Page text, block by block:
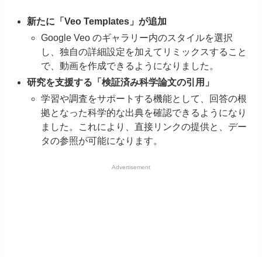
新たに「Veo Templates」が追加
Google Veo のギャラリー内のスタイルを選択
し、独自の詳細設定を加えてリミックスすること
で、動画を作成できるようになりました。
研究を支援する「検証済み科学論文の引用」
学習や調査をサポートする機能として、回答の根
拠となった科学的な出典を確認できるようになり
ました。これにより、直接リンクの提供と、デー
タの参照が可能になります。
Advertisement